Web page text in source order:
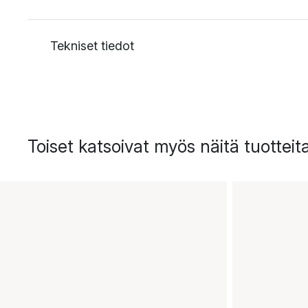
Tekniset tiedot
Toiset katsoivat myös näitä